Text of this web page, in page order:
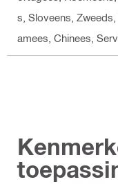
s, Sloveens,
amees, Chinees,